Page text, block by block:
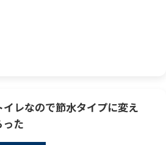
イレなので節水タイプに変え
った